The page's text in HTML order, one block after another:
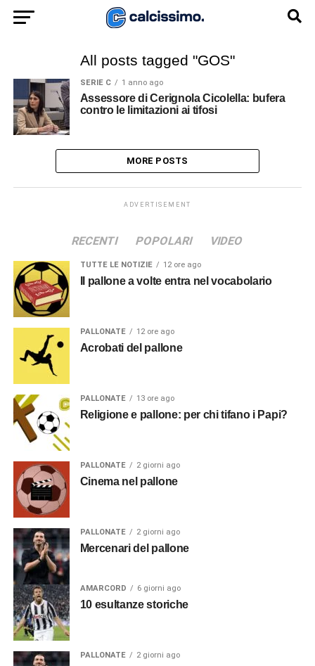
All posts tagged "GOS"
SERIE C 1 anno ago
Assessore di Cerignola Cicolella: bufera
contro le limitazioni ai tifosi
MORE POSTS
ADVERTISEMENT
RECENTI POPOLARI VIDEO
TUTTE LE NOTIZIE 12 ore ago
Il pallone a volte entra nel vocabolario
PALLONATE 12 ore ago
Acrobati del pallone
PALLONATE 13 ore ago
Religione e pallone: per chi tifano i Papi?
PALLONATE 2 giorni ago
Cinema nel pallone
PALLONATE 2 giorni ago
Mercenari del pallone
AMARCORD 6 giorni ago
10 esultanze storiche
PALLONATE 2 giorni ago